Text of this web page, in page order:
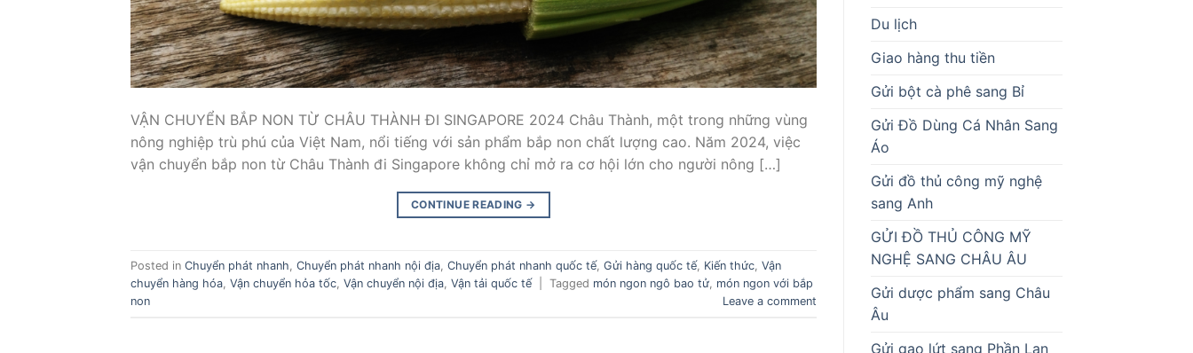
VẬN CHUYỂN BẮP NON TỪ CHÂU THÀNH ĐI SINGAPORE 2024 Châu Thành, một trong những vùng
nông nghiệp trù phú của Việt Nam, nổi tiếng với sản phẩm bắp non chất lượng cao. Năm 2024, việc
vận chuyển bắp non từ Châu Thành đi Singapore không chỉ mở ra cơ hội lớn cho người nông […]
CONTINUE READING →
Posted in Chuyển phát nhanh Chuyển phát nhanh nội địa Chuyển phát nhanh quốc tế, Gửi hàng quốc tế, Kiến thức Vận
chuyển hàng hóa Vận chuyển hỏa tốc Vận chuyển nội địa Vận tải quốc tế Tagged món ngon ngô bao tử món ngon với bắp
non
Leave a comment
Du lịch
Giao hàng thu tiền
Gửi bột cà phê sang Bỉ
Gửi Đồ Dùng Cá Nhân Sang
Áo
Gửi đồ thủ công mỹ nghệ
sang Anh
GỬI ĐỒ THỦ CÔNG MỸ
NGHỆ SANG CHÂU ÂU
Gửi dược phẩm sang Châu
Âu
Gửi gạo lứt sang Phần Lan